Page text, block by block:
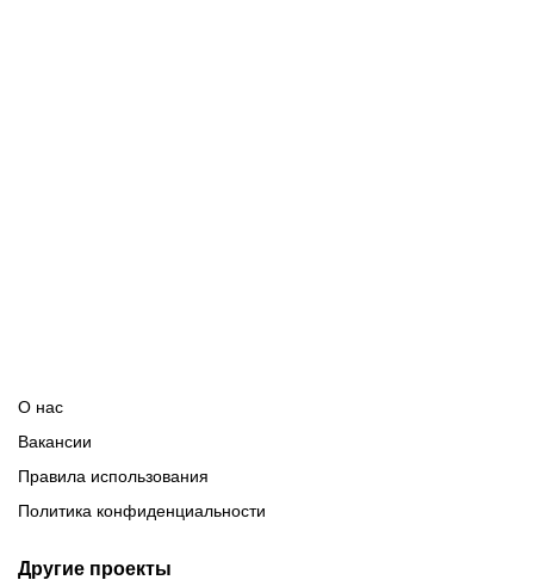
О нас
Вакансии
Правила использования
Политика конфиденциальности
Другие проекты